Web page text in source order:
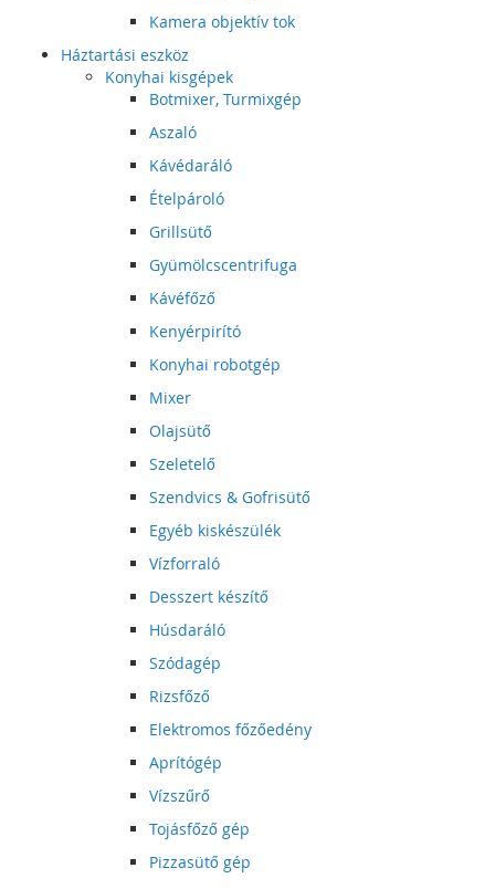
Kamera objektív tok
Háztartási eszköz
Konyhai kisgépek
Botmixer, Turmixgép
Aszaló
Kávédaráló
Ételpároló
Grillsütő
Gyümölcscentrifuga
Kávéfőző
Kenyérpirító
Konyhai robotgép
Mixer
Olajsütő
Szeletelő
Szendvics & Gofrisütő
Egyéb kiskészülék
Vízforraló
Desszert készítő
Húsdaráló
Szódagép
Rizsfőző
Elektromos főzőedény
Aprítógép
Vízszűrő
Tojásfőző gép
Pizzasütő gép